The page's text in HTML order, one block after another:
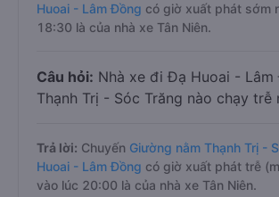
Huoai - Lâm Đồng có giờ xuất phát sớm
18:30 là của nhà xe Tân Niên.
Câu hỏi: Nhà xe đi Đạ Huoai -
Thạnh Trị - Sóc Trăng nào chạy trễ
Trả lời: Chuyến Giường nằm Thạnh Trị -
Huoai - Lâm Đồng có giờ xuất phát trễ
vào lúc 20:00 là của nhà xe Tân Niên.